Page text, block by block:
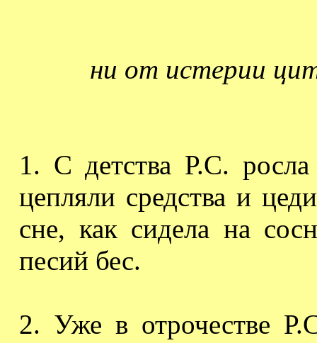
ни от истерии
1. С детства Р.С. росла
цепляли средства и
сне, как сидела на
песий бес.
2. Уже в отрочестве